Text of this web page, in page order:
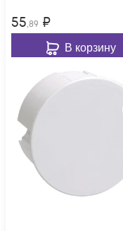
55,89 ₽
В корзину